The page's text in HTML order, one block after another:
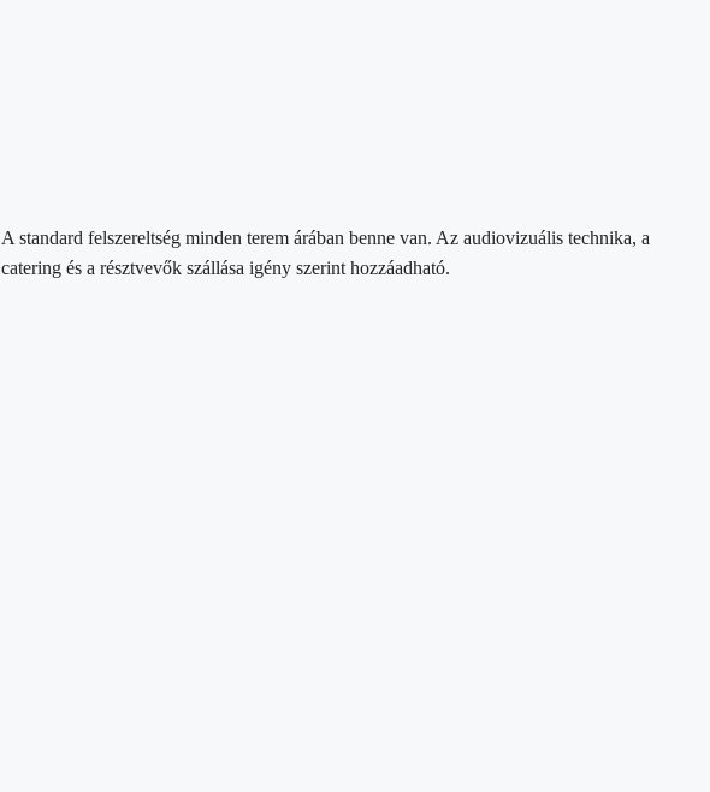
A standard felszereltség minden terem árában benne van. Az audiovizuális technika, a
catering és a résztvevők szállása igény szerint hozzáadható.